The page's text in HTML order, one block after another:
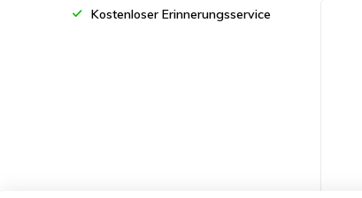
Kostenloser Erinnerungsservice